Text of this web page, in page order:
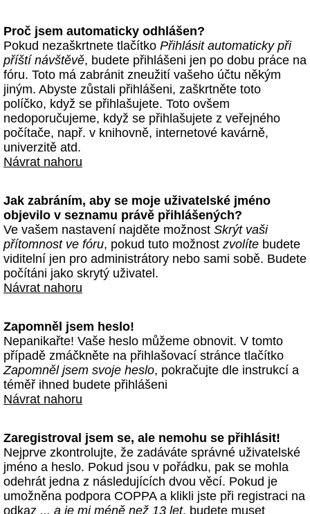
Proč jsem automaticky odhlášen?
Pokud nezaškrtnete tlačítko Přihlásit automaticky při
příští návštěvě, budete přihlášeni jen po dobu práce na
fóru. Toto má zabránit zneužití vašeho účtu někým
jiným. Abyste zůstali přihlášeni, zaškrtněte toto
políčko, když se přihlašujete. Toto ovšem
nedoporučujeme, když se přihlašujete z veřejného
počítače, např. v knihovně, internetové kavárně,
univerzitě atd.
Návrat nahoru
Jak zabráním, aby se moje uživatelské jméno
objevilo v seznamu právě přihlášených?
Ve vašem nastavení najděte možnost Skrýt vaši
přítomnost ve fóru, pokud tuto možnost zvolíte budete
viditelní jen pro administrátory nebo sami sobě. Budete
počítáni jako skrytý uživatel.
Návrat nahoru
Zapomněl jsem heslo!
Nepanikařte! Vaše heslo můžeme obnovit. V tomto
případě zmáčkněte na přihlašovací stránce tlačítko
Zapomněl jsem svoje heslo, pokračujte dle instrukcí a
téměř ihned budete přihlášeni
Návrat nahoru
Zaregistroval jsem se, ale nemohu se přihlásit!
Nejprve zkontrolujte, že zadáváte správné uživatelské
jméno a heslo. Pokud jsou v pořádku, pak se mohla
odehrát jedna z následujících dvou věcí. Pokud je
umožněna podpora COPPA a klikli jste při registraci na
odkaz ... a je mi méně než 13 let, budete muset